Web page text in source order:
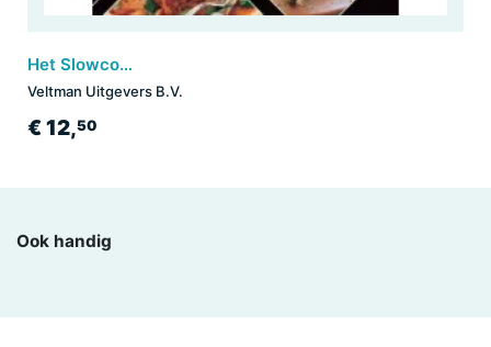
Het Slowcookerboek
Veltman Uitgevers B.V.
€ 12,50
Ook handig